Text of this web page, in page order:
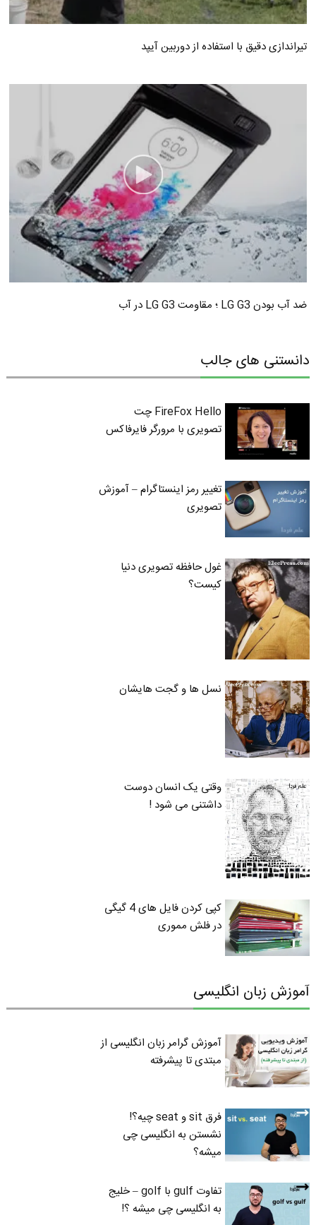
تیراندازی دقیق با استفاده از دوربین آیپد
ضد آب بودن LG G3 ؛ مقاومت LG G3 در آب
دانستنی های جالب
FireFox Hello چت
تصویری با مرورگر فایرفاکس
تغییر رمز اینستاگرام – آموزش
تصویری
غول حافظه تصویری دنیا
کیست؟
نسل ها و گجت هایشان
وقتی یک انسان دوست
داشتنی می شود !
کپی کردن فایل های 4 گیگی
در فلش مموری
آموزش زبان انگلیسی
آموزش گرامر زبان انگلیسی از
مبتدی تا پیشرفته
فرق sit و seat چیه؟!
نشستن به انگلیسی چی
میشه؟
تفاوت gulf با golf – خلیج
به انگلیسی چی میشه ؟!